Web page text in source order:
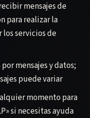
mensajes de
para realizar la
servicios de
mensajes y datos;
puede variar
momento para
si necesitas ayuda